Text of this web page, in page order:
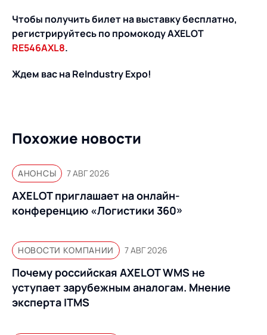
Чтобы получить билет на выставку бесплатно,
регистрируйтесь по промокоду AXELOT
RE546AXL8.
Ждем вас на ReIndustry Expo!
Похожие новости
АНОНСЫ 7 АВГ 2026
AXELOT приглашает на онлайн-
конференцию «Логистики 360»
НОВОСТИ КОМПАНИИ 7 АВГ 2026
Почему российская AXELOT WMS не
уступает зарубежным аналогам. Мнение
эксперта ITMS